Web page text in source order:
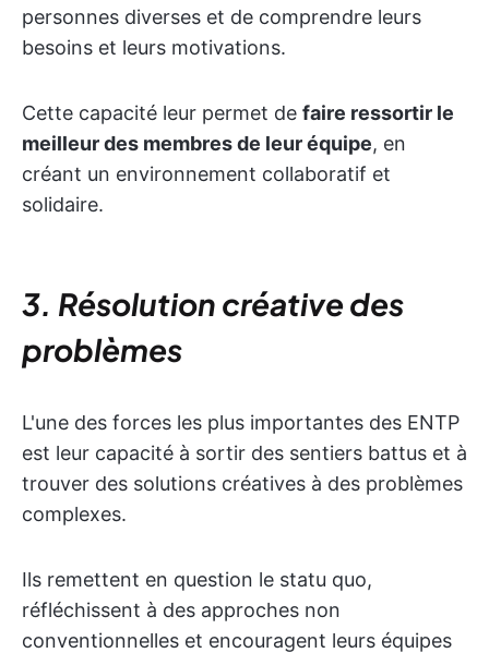
personnes diverses et de comprendre leurs
besoins et leurs motivations.
Cette capacité leur permet de faire ressortir le
meilleur des membres de leur équipe, en
créant un environnement collaboratif et
solidaire.
3. Résolution créative des
problèmes
L'une des forces les plus importantes des ENTP
est leur capacité à sortir des sentiers battus et à
trouver des solutions créatives à des problèmes
complexes.
Ils remettent en question le statu quo,
réfléchissent à des approches non
conventionnelles et encouragent leurs équipes